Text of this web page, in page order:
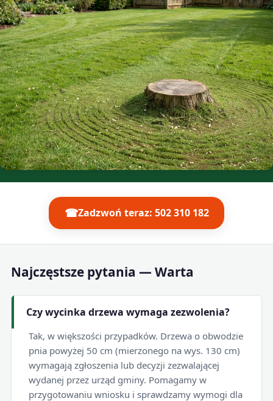
☎Zadzwoń teraz: 502 310 182
Najczęstsze pytania — Warta
Czy wycinka drzewa wymaga zezwolenia?
Tak, w większości przypadków. Drzewa o obwodzie
pnia powyżej 50 cm (mierzonego na wys. 130 cm)
wymagają zgłoszenia lub decyzji zezwalającej
wydanej przez urząd gminy. Pomagamy w
przygotowaniu wniosku i sprawdzamy wymogi dla